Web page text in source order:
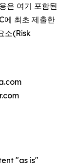
은 여기 포함된
에 최초 제출한
소(Risk
"as is"